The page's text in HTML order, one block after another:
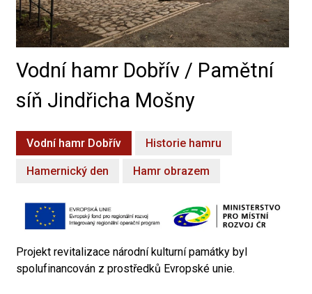
Vodní hamr Dobřív / Pamětní
síň Jindřicha Mošny
Vodní hamr Dobřív Historie hamru
Hamernický den Hamr obrazem
Projekt revitalizace národní kulturní památky byl
spolufinancován z prostředků Evropské unie.